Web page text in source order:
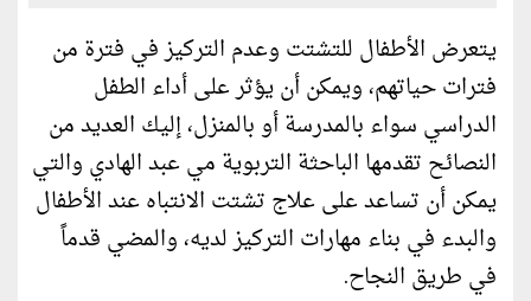
يتعرض الأطفال للتشتت وعدم التركيز في فترة من
فترات حياتهم، ويمكن أن يؤثر على أداء الطفل
الدراسي سواء بالمدرسة أو بالمنزل، إليك العديد من
النصائح تقدمها الباحثة التربوية مي عبد الهادي والتي
يمكن أن تساعد على علاج تشتت الانتباه عند الأطفال
والبدء في بناء مهارات التركيز لديه، والمضي قدماً
في طريق النجاح.